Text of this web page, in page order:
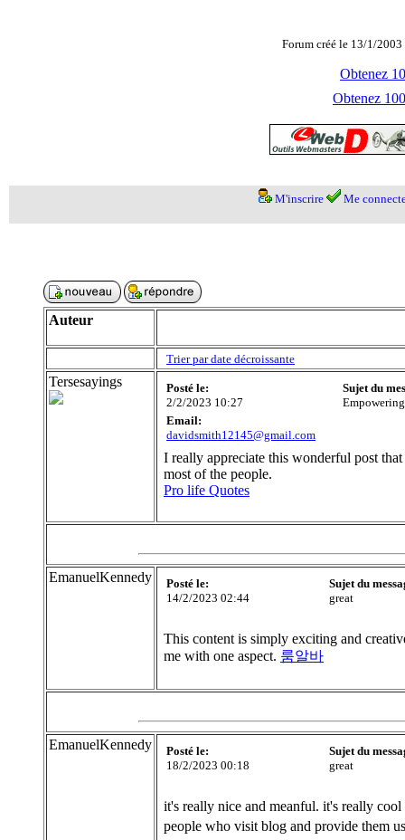
Forum créé le 13/1/
Obtenez
Obtenez
M'inscrire Me
Auteur
Trier par date décroissante
Tersesayings
Posté le:
2/2/2023 10:27
Sujet du
Email:
davidsmith12145@gmail.com
I really appreciate this wonderful post
most of the people.
Pro life Quotes
EmanuelKennedy
Posté le:
14/2/2023 02:44
Sujet du
great
This content is simply exciting and
me with one aspect. 룸알바
EmanuelKennedy
Posté le:
18/2/2023 00:18
Sujet du
great
it's really nice and meanful. it's really
people who visit blog and provide them